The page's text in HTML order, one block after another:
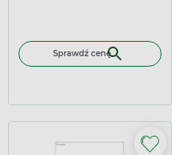
Sprawdź cenę